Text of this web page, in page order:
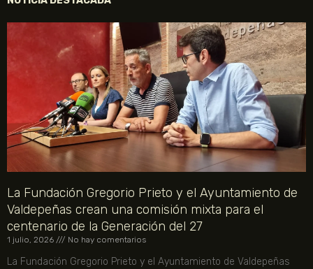
La Fundación Gregorio Prieto y el Ayuntamiento de
Valdepeñas crean una comisión mixta para el
centenario de la Generación del 27
1 julio, 2026 No hay comentarios
La Fundación Gregorio Prieto y el Ayuntamiento de Valdepeñas